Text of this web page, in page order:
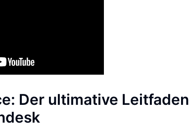
Der ultimative Leitfaden